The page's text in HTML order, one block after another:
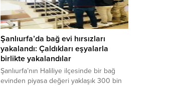
Şanlıurfa’da bağ evi hırsızları
yakalandı: Çaldıkları eşyalarla
birlikte yakalandılar
Şanlıurfa’nın Haliliye ilçesinde bir bağ
evinden piyasa değeri yaklaşık 300 bin